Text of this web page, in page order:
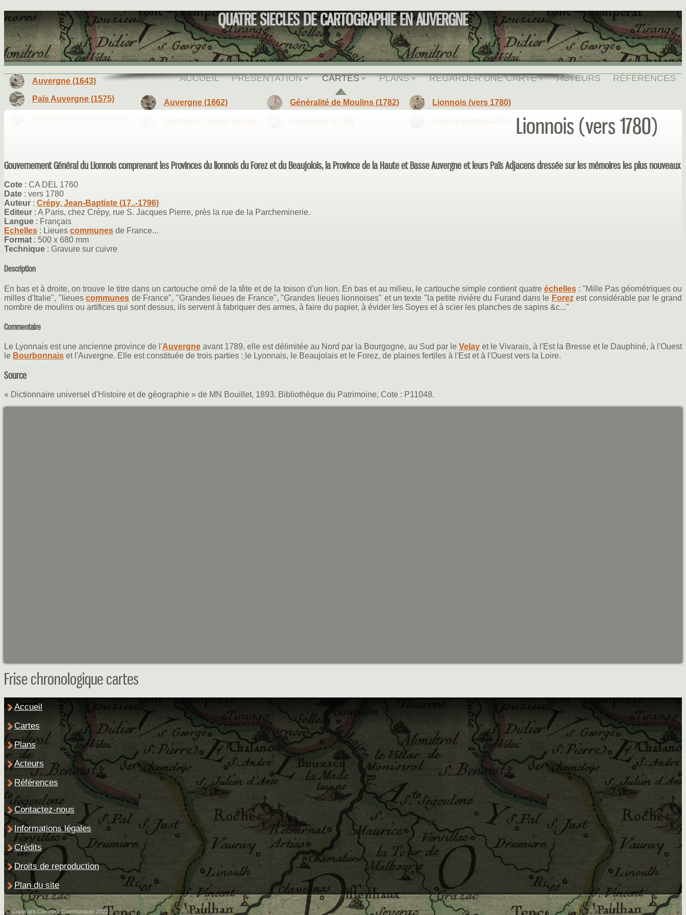
QUATRE SIECLES DE CARTOGRAPHIE EN AUVERGNE
ACCUEIL PRÉSENTATION CARTES PLANS REGARDER UNE CARTE ACTEURS RÉFÉRENCES
Auvergne (1643)
Païs Auvergne (1575) Auvergne (1662) Généralité de Moulins (1782) Lionnois (vers 1780)
Lionnois (vers 1780)
Gouvernement Général du Lionnois comprenant les Provinces du lionnois du Forez et du Beaujolois, la Province de la Haute et Basse Auvergne et leurs Païs Adjacens dressée sur les mémoires les plus nouveaux
Cote : CA DEL 1760
Date : vers 1780
Auteur : Crépy, Jean-Baptiste (17..-1796)
Editeur : A Paris, chez Crépy, rue S. Jacques Pierre, près la rue de la Parcheminerie.
Langue : Français
Echelles : Lieues communes de France...
Format : 500 x 680 mm
Technique : Gravure sur cuivre
Description
En bas et à droite, on trouve le titre dans un cartouche orné de la tête et de la toison d'un lion. En bas et au milieu, le cartouche simple contient quatre échelles: "Mille Pas géométriques ou
milles d'Italie", "lieuescommunes de France", "Grandes lieues de France", "Grandes lieues lionnoises" et un texte "la petite rivière du Furand dans le Forezest considérable par le grand
nombre de moulins ou artifices qui sont dessus, ils servent à fabriquer des armes, à faire du papier, à évider les Soyes et à scier les planches de sapins &c..."
Commentaire
Le Lyonnais est une ancienne province de l'Auvergne avant 1789, elle est délimitée au Nord par la Bourgogne, au Sud par le Velay et le Vivarais, à l'Est la Bresse et le Dauphiné, à l'Ouest
le Bourbonnais et l'Auvergne. Elle est constituée de trois parties : le Lyonnais, le Beaujolais et le Forez, de plaines fertiles à l'Est et à l'Ouest vers la Loire.
Source
« Dictionnaire universel d'Histoire et de géographie » de MN Bouillet, 1893. Bibliothèque du Patrimoine, Cote : P11048.
Frise chronologique cartes
Accueil
Cartes
Plans
Acteurs
Références
Contactez-nous
Informations légales
Crédits
Droits de reproduction
Plan du site
Copyright Clermont Communauté 2022